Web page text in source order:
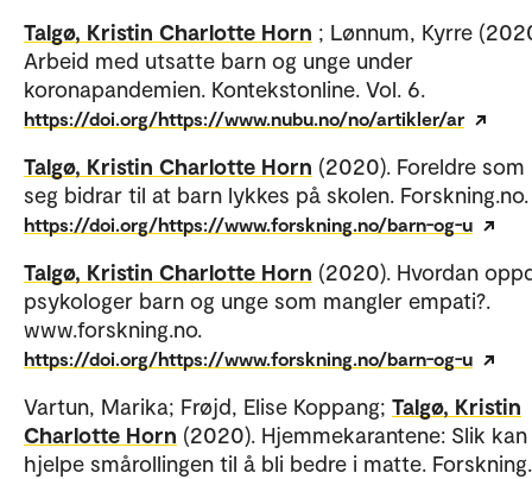
Talgø, Kristin Charlotte Horn ; Lønnum, Kyrre
Arbeid med utsatte barn og unge under
koronapandemien. Kontekstonline. Vol. 6.
https://doi.org/https://www.nubu.no/no/artikler/ar
Talgø, Kristin Charlotte Horn (2020). Foreldre
seg bidrar til at barn lykkes på skolen. Forskning.no.
https://doi.org/https://www.forskning.no/barn-og-u
Talgø, Kristin Charlotte Horn (2020). Hvordan
psykologer barn og unge som mangler empati?.
www.forskning.no.
https://doi.org/https://www.forskning.no/barn-og-u
Vartun, Marika; Frøjd, Elise Koppang; Talgø, Kristin
Charlotte Horn (2020). Hjemmekarantene: Slik
hjelpe smårollingen til å bli bedre i matte.